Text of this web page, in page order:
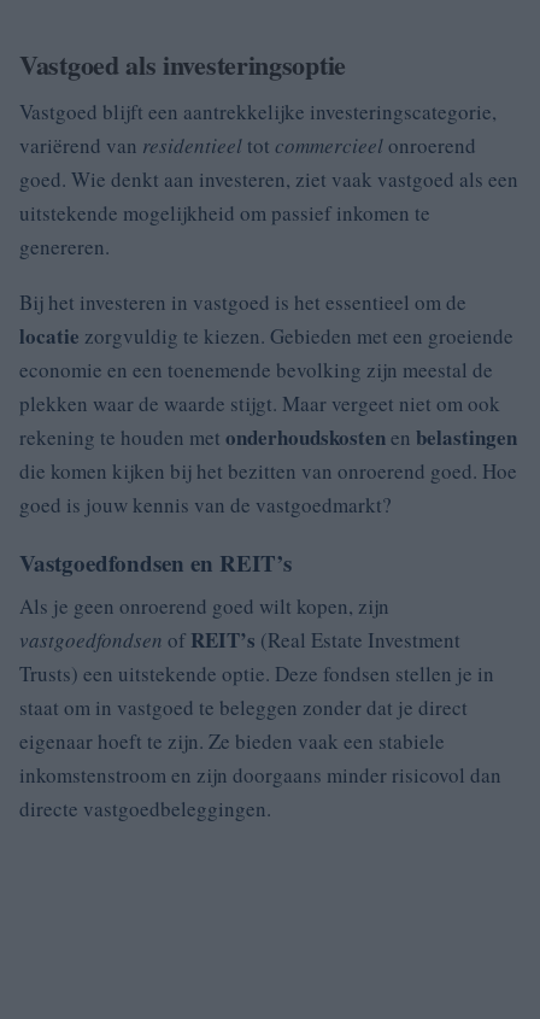
Vastgoed als investeringsoptie
Vastgoed blijft een aantrekkelijke investeringscategorie,
variërend van residentieel tot commercieelonroerend
goed. Wie denkt aan investeren, ziet vaak vastgoed als een
uitstekende mogelijkheid om passief inkomen te
genereren.
Bij het investeren in vastgoed is het essentieel om de
locatie zorgvuldig te kiezen. Gebieden met een groeiende
economie en een toenemende bevolking zijn meestal de
plekken waar de waarde stijgt. Maar vergeet niet om ook
rekening te houden met onderhoudskostenen belastingen
die komen kijken bij het bezitten van onroerend goed. Hoe
goed is jouw kennis van de vastgoedmarkt?
Vastgoedfondsen en REIT’s
Als je geen onroerend goed wilt kopen, zijn
vastgoedfondsen of REIT’s (Real Estate Investment
Trusts) een uitstekende optie. Deze fondsen stellen je in
staat om in vastgoed te beleggen zonder dat je direct
eigenaar hoeft te zijn. Ze bieden vaak een stabiele
inkomstenstroom en zijn doorgaans minder risicovol dan
directe vastgoedbeleggingen.